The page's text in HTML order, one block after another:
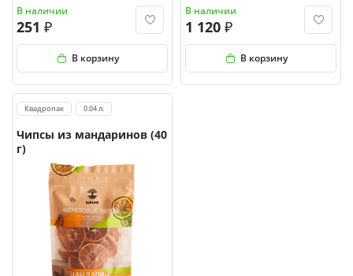
В наличии
251
В корзину
В наличии
1 120
В корзину
Квадропак 0.04 л.
Чипсы из мандаринов (40
г)